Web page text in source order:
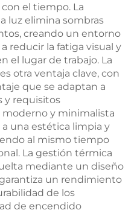
el tiempo. La
luz elimina sombras
creando un entorno
reducir la fatiga visual y
el lugar de trabajo. La
otra ventaja clave, con
que se adaptan a
y requisitos
y minimalista
una estética limpia y
al mismo tiempo
La gestión térmica
mediante un diseño
un rendimiento
de los
de encendido